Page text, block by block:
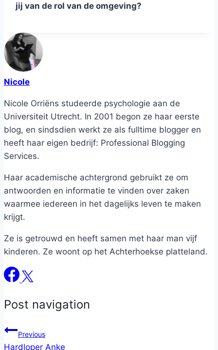
jij van de rol van de omgeving?
Nicole
Nicole Orriëns studeerde psychologie aan de
Universiteit Utrecht. In 2001 begon ze haar eerste
blog, en sindsdien werkt ze als fulltime blogger en
heeft haar eigen bedrijf: Professional Blogging
Services.
Haar academische achtergrond gebruikt ze om
antwoorden en informatie te vinden over zaken
waarmee iedereen in het dagelijks leven te maken
krijgt.
Ze is getrouwd en heeft samen met haar man vijf
kinderen. Ze woont op het Achterhoekse platteland.
Post navigation
Previous
Hardloper Anke